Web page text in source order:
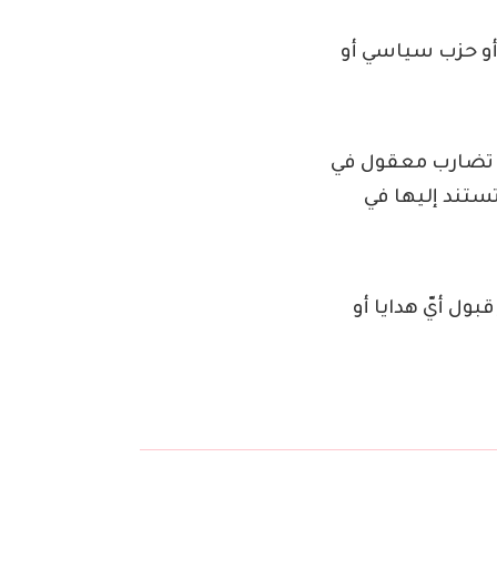
حزب سياسي أو
تضارب معقول في
إليها في
أيّ هدايا أو